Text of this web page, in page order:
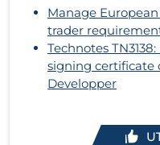
Manage
trader
Technotes
signing certificate
Developper